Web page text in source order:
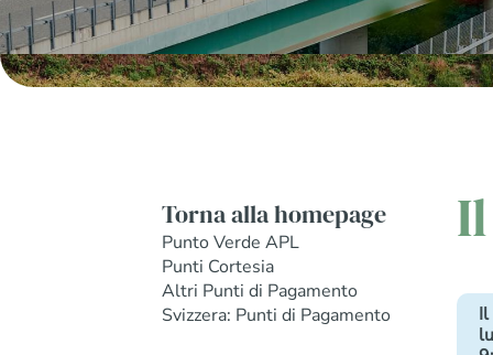
Torna alla homepage
Punto Verde APL
Punti Cortesia
Altri Punti di Pagamento
Svizzera: Punti di Pagamento
Il